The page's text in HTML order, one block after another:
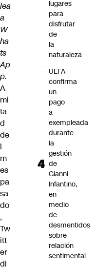
lea
a
W
ha
ts
Ap
p.
A
mi
ta
d
de
l
m
es
pa
sa
do
,
Tw
itt
er
di
lugares
para
disfrutar
de
la
naturaleza
UEFA
confirma
un
pago
a
exempleada
durante
la
gestión
de
Gianni
Infantino,
en
medio
de
desmentidos
sobre
relación
sentimental